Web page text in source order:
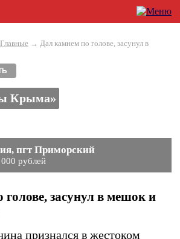
Главные → Дал камнем по голове, засунул в
Крыма»
пгт Приморский
рублей
засунул в мешок и
признался в жестоком